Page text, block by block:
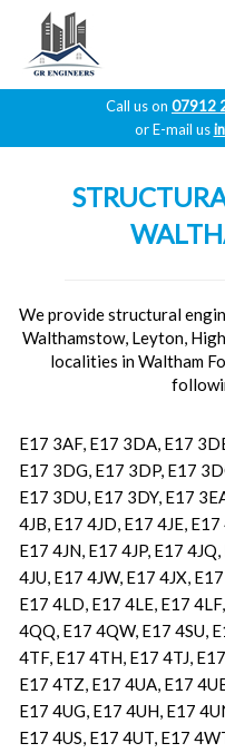
We provide structural
Walthamstow, Leyton,
localities in Waltham
E17 3AF, E17 3DA, E17
E17 3DG, E17 3DP, E17
E17 3DU, E17 3DY, E17
4JB, E17 4JD, E17 4JE,
E17 4JN, E17 4JP, E17
4JU, E17 4JW, E17 4JX,
E17 4LD, E17 4LE, E17
4QQ, E17 4QW, E17 4SU,
4TF, E17 4TH, E17 4TJ,
E17 4TZ, E17 4UA, E17
E17 4UG, E17 4UH, E17
E17 4US, E17 4UT, E17
Call us on 07912
or E-mail us